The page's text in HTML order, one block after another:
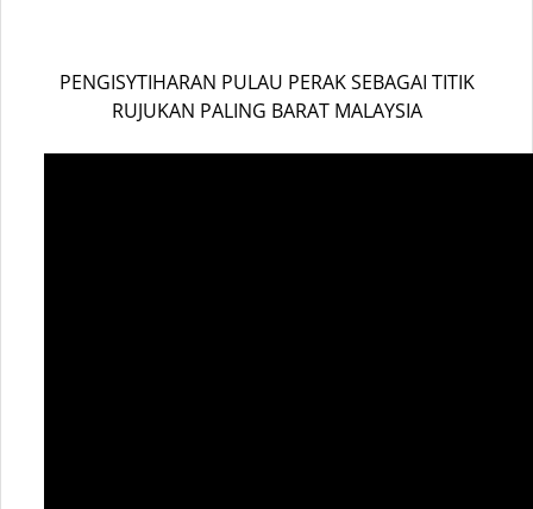
PENGISYTIHARAN PULAU PERAK SEBAGAI TITIK
RUJUKAN PALING BARAT MALAYSIA